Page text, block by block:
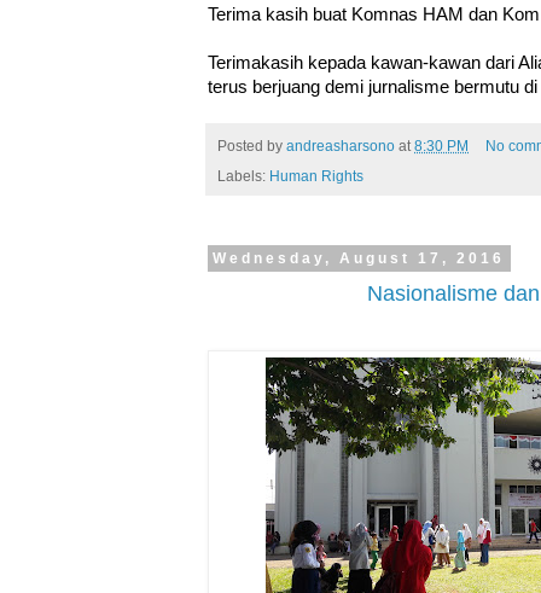
Terima kasih buat Komnas HAM dan
Terimakasih kepada kawan-kawan dari
terus berjuang demi jurnalisme bermutu
Posted by andreasharsono at8:30 PM
No
Labels: Human Rights
Wednesday, August 17, 2016
Nasionalisme